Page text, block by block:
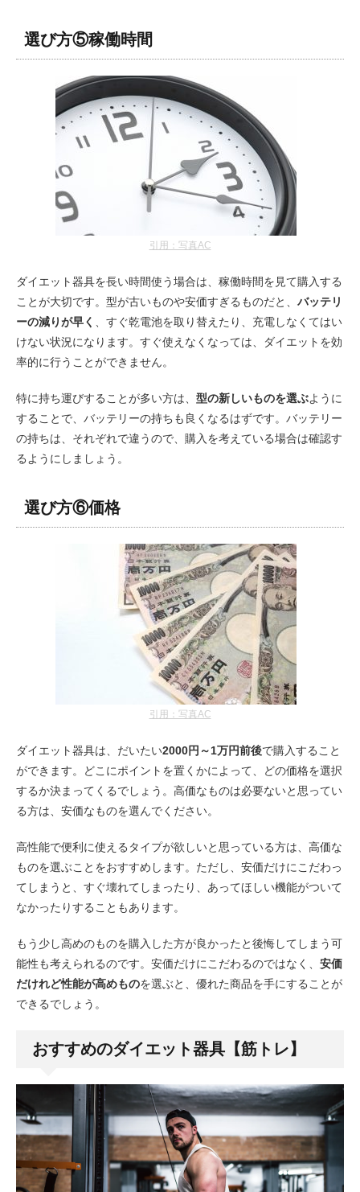
選び方⑤稼働時間
引用：写真AC
ダイエット器具を長い時間使う場合は、稼働時間を見て購入する
ことが大切です。型が古いものや安価すぎるものだと、 バッテリ
ーの減りが早く
、すぐ乾電池を取り替えたり、充電しなくてはい
けない状況になります。すぐ使えなくなっては、ダイエットを効
率的に行うことができません。
特に持ち運びすることが多い方は、 型の新しいものを選ぶように
することで、バッテリーの持ちも良くなるはずです。バッテリー
の持ちは、それぞれで違うので、購入を考えている場合は確認す
るようにしましょう。
選び方⑥価格
引用：写真AC
ダイエット器具は、だいたい2000円～1万円前後で購入すること
ができます。どこにポイントを置くかによって、どの価格を選択
するか決まってくるでしょう。高価なものは必要ないと思ってい
る方は、安価なものを選んでください。
高性能で便利に使えるタイプが欲しいと思っている方は、高価な
ものを選ぶことをおすすめします。ただし、安価だけにこだわっ
てしまうと、すぐ壊れてしまったり、あってほしい機能がついて
なかったりすることもあります。
もう少し高めのものを購入した方が良かったと後悔してしまう可
能性も考えられるのです。安価だけにこだわるのではなく、 安価
だけれど性能が高めものを選ぶと、優れた商品を手にすることが
できるでしょう。
おすすめのダイエット器具【筋トレ】